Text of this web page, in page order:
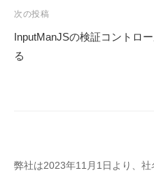
ー
シ
ョ
次の投稿
InputManJSの検証コントロ
る
弊社は2023年11月1日より、